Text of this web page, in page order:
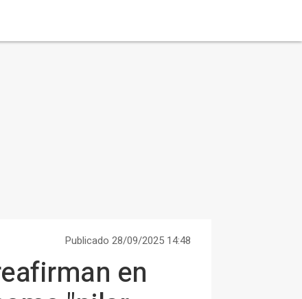
Publicado 28/09/2025 14:48
en